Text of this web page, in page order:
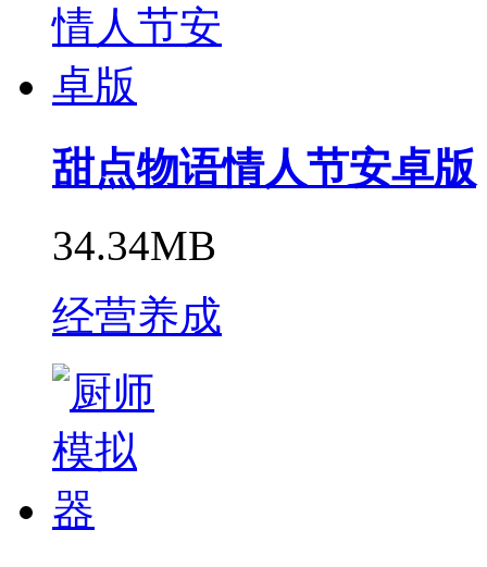
甜点物语情人节安卓版
34.34MB
经营养成